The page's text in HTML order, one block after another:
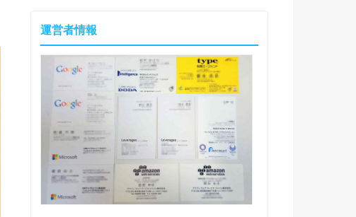
運営者情報